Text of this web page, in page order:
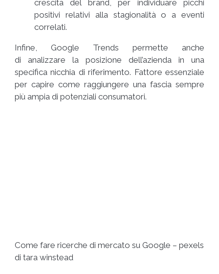
crescita del brand, per individuare picchi
positivi relativi alla stagionalità o a eventi
correlati.
Infine, Google Trends permette anche
di analizzare la posizione dell’azienda in una
specifica nicchia di riferimento. Fattore essenziale
per capire come raggiungere una fascia sempre
più ampia di potenziali consumatori.
Come fare ricerche di mercato su Google – pexels
di tara winstead